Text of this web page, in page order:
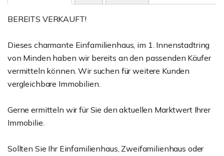
BEREITS VERKAUFT!
Dieses charmante Einfamilienhaus, im 1. Innenstadtring
von Minden haben wir bereits an den passenden Käufer
vermitteln können. Wir suchen für weitere Kunden
vergleichbare Immobilien.
Gerne ermitteln wir für Sie den aktuellen Marktwert Ihrer
Immobilie.
Sollten Sie Ihr Einfamilienhaus, Zweifamilienhaus oder